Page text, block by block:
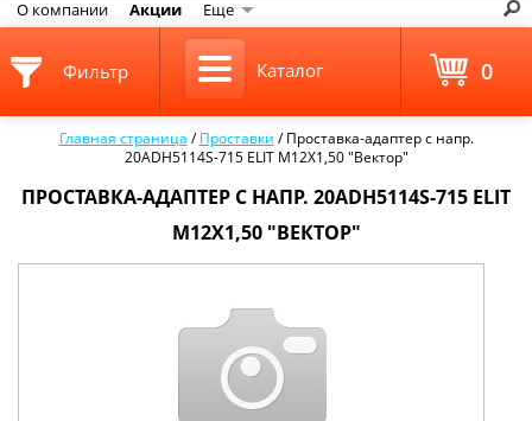
О компании Акции Еще
Главная страница /Проставки /Проставка-адаптер с напр.
20ADH5114S-715 ELIT M12Х1,50 "Вектор"
ПРОСТАВКА-АДАПТЕР С НАПР. 20ADH5114S-715 ELIT
M12Х1,50 "ВЕКТОР"
Фильтр Каталог 0